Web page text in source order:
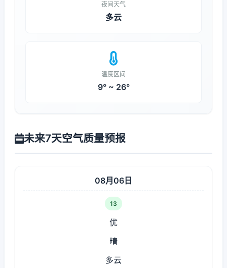
夜间天气
多云
温度区间
9° ~ 26°
未来7天空气质量预报
08月06日
13
优
晴
多云